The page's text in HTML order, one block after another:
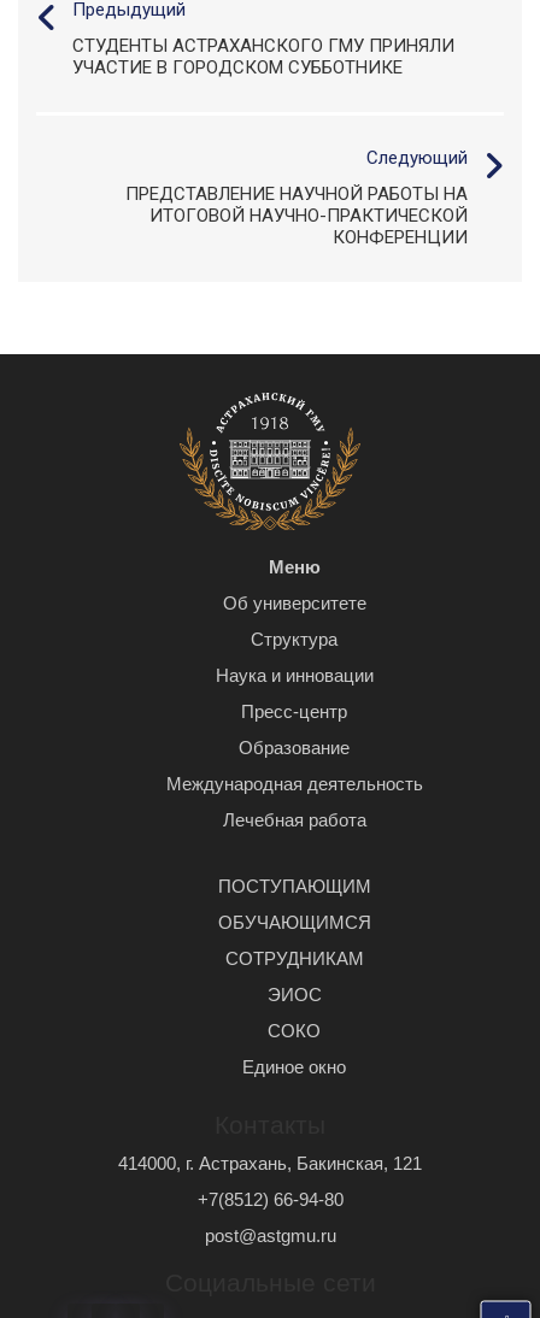
Предыдущий
СТУДЕНТЫ АСТРАХАНСКОГО ГМУ ПРИНЯЛИ
УЧАСТИЕ В ГОРОДСКОМ СУББОТНИКЕ
Следующий
ПРЕДСТАВЛЕНИЕ НАУЧНОЙ РАБОТЫ НА
ИТОГОВОЙ НАУЧНО-ПРАКТИЧЕСКОЙ
КОНФЕРЕНЦИИ
Меню
Об университете
Структура
Наука и инновации
Пресс-центр
Образование
Международная деятельность
Лечебная работа
ПОСТУПАЮЩИМ
ОБУЧАЮЩИМСЯ
СОТРУДНИКАМ
ЭИОС
СОКО
Единое окно
414000, г. Астрахань, Бакинская, 121
+7(8512) 66-94-80
post@astgmu.ru